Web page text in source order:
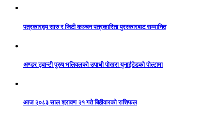
पत्रकारद्वय सारु र जिटी कञ्चन पत्रकारिता पुरस्कारबाट सम्मानित
अण्डर ट्वान्टी पुरुष भलिवलको उपाधी पोखरा युनाईटेडको पोल्टामा
आज २०८३ साल श्रावण २१ गते बिहीवारको राशिफल